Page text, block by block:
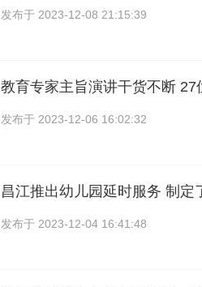
发布于 2023-12-08 21:15:39
教育专家主旨演讲干货不断 27
发布于 2023-12-06 16:02:32
昌江推出幼儿园延时服务 制定
发布于 2023-12-04 16:41:48